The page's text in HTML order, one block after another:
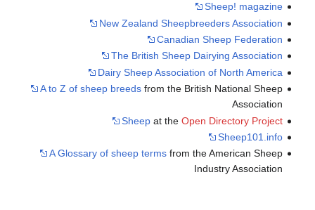
Sheep! magazine
New Zealand Sheepbreeders Association
Canadian Sheep Federation
The British Sheep Dairying Association
Dairy Sheep Association of North America
A to Z of sheep breedsfrom the British National Sheep
Association
Sheepat the Open Directory Project
Sheep101.info
A Glossary of sheep termsfrom the American Sheep
Industry Association